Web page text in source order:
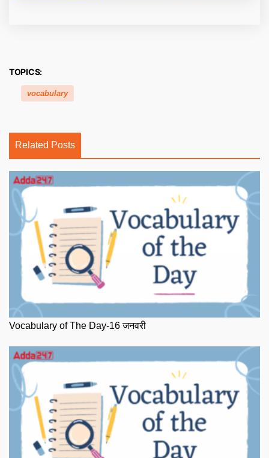
TOPICS:
vocabulary
Related Posts
Vocabulary of The Day-16 जनवरी